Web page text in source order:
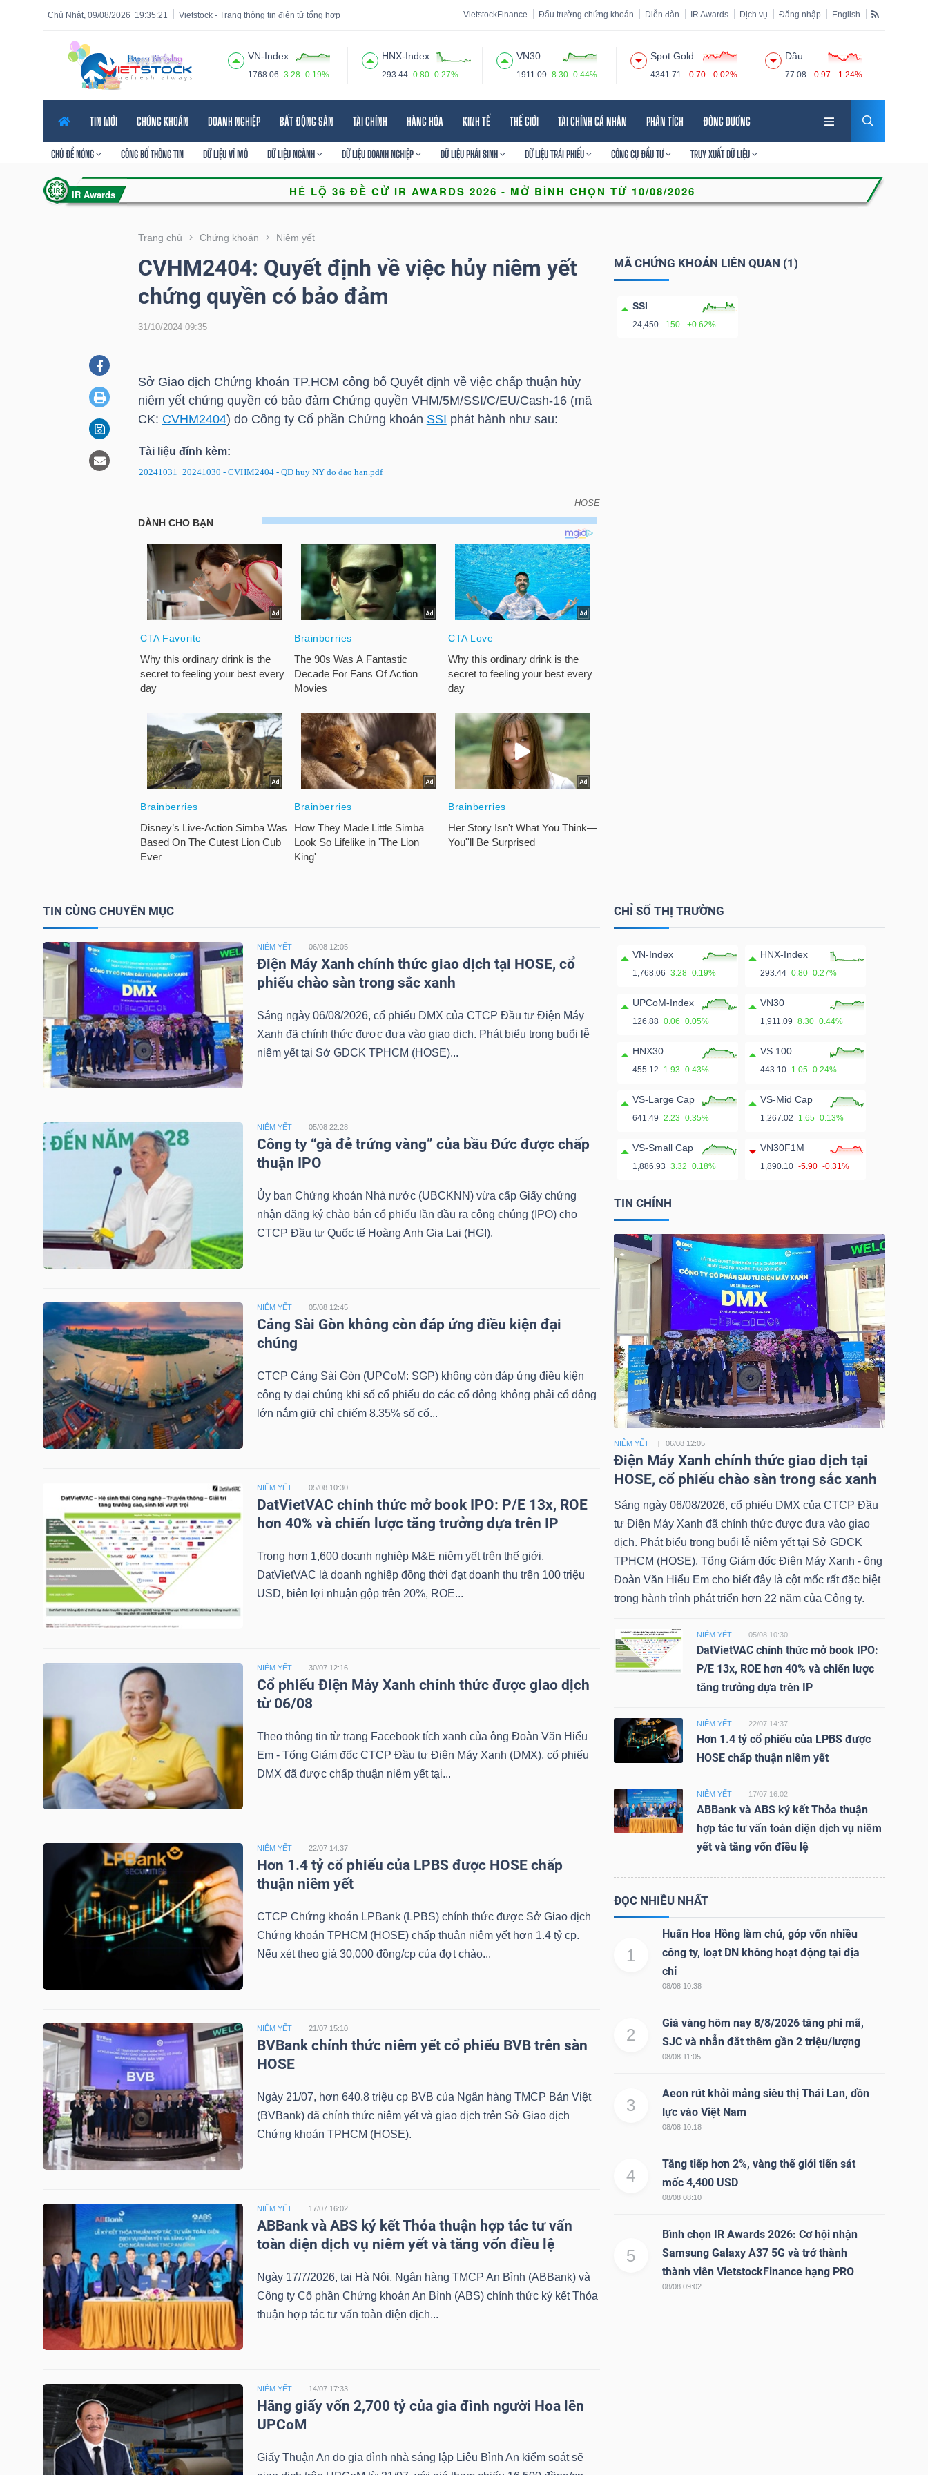
19:35:23
Chủ Nhật, 09/08/2026 Vietstock - Trang thông tin điện tử tổng hợp VietstockFinance Đấu trường chứng khoán Diễn đàn IR Awards Dịch vụ Đăng nhập English
VN-Index
1768.06 3.28 0.19%
HNX-Index
293.44 0.80 0.27%
VN30
1911.09 8.30 0.44%
Spot Gold
4341.71 -0.70 -0.02%
Dầu
77.08 -0.97 -1.24%
TIN MỚI CHỨNG KHOÁN DOANH NGHIỆP BẤT ĐỘNG SẢN TÀI CHÍNH HÀNG HÓA KINH TẾ THẾ GIỚI TÀI CHÍNH CÁ NHÂN PHÂN TÍCH ĐÔNG DƯƠNG
CHỦ ĐỀ NÓNG CÔNG BỐ THÔNG TIN DỮ LIỆU VĨ MÔ DỮ LIỆU NGÀNH DỮ LIỆU DOANH NGHIỆP DỮ LIỆU PHÁI SINH DỮ LIỆU TRÁI PHIẾU CÔNG CỤ ĐẦU TƯ TRUY XUẤT DỮ LIỆU
Trang chủ Chứng khoán Niêm yết
CVHM2404: Quyết định về việc hủy niêm yết
chứng quyền có bảo đảm
31/10/2024 09:35
Sở Giao dịch Chứng khoán TP.HCM công bố Quyết định về việc chấp thuận hủy
niêm yết chứng quyền có bảo đảm Chứng quyền VHM/5M/SSI/C/EU/Cash-16 (mã
CK: CVHM2404) do Công ty Cổ phần Chứng khoán SSI phát hành như sau:
Tài liệu đính kèm:
20241031_20241030 - CVHM2404 - QD huy NY do dao han.pdf
HOSE
CVHM2404: Quyết định về việc hủy niêm yết chứng quyền có bảo đảm
MÃ CHỨNG KHOÁN LIÊN QUAN (1)
SSI
24,450 150 +0.62%
TIN CÙNG CHUYÊN MỤC
NIÊM YẾT 06/08 12:05
Điện Máy Xanh chính thức giao dịch tại HOSE, cổ
phiếu chào sàn trong sắc xanh
Sáng ngày 06/08/2026, cổ phiếu DMX của CTCP Đầu tư Điện Máy
Xanh đã chính thức được đưa vào giao dịch. Phát biểu trong buổi lễ
niêm yết tại Sở GDCK TPHCM (HOSE)...
NIÊM YẾT 05/08 22:28
Công ty “gà đẻ trứng vàng” của bầu Đức được chấp
thuận IPO
Ủy ban Chứng khoán Nhà nước (UBCKNN) vừa cấp Giấy chứng
nhận đăng ký chào bán cổ phiếu lần đầu ra công chúng (IPO) cho
CTCP Đầu tư Quốc tế Hoàng Anh Gia Lai (HGI).
NIÊM YẾT 05/08 12:45
Cảng Sài Gòn không còn đáp ứng điều kiện đại
chúng
CTCP Cảng Sài Gòn (UPCoM: SGP) không còn đáp ứng điều kiện
công ty đại chúng khi số cổ phiếu do các cổ đông không phải cổ đông
lớn nắm giữ chỉ chiếm 8.35% số cổ...
NIÊM YẾT 05/08 10:30
DatVietVAC chính thức mở book IPO: P/E 13x, ROE
hơn 40% và chiến lược tăng trưởng dựa trên IP
Trong hơn 1,600 doanh nghiệp M&E niêm yết trên thế giới,
DatVietVAC là doanh nghiệp đồng thời đạt doanh thu trên 100 triệu
USD, biên lợi nhuận gộp trên 20%, ROE...
NIÊM YẾT 30/07 12:16
Cổ phiếu Điện Máy Xanh chính thức được giao dịch
từ 06/08
Theo thông tin từ trang Facebook tích xanh của ông Đoàn Văn Hiểu
Em - Tổng Giám đốc CTCP Đầu tư Điện Máy Xanh (DMX), cổ phiếu
DMX đã được chấp thuận niêm yết tại...
NIÊM YẾT 22/07 14:37
Hơn 1.4 tỷ cổ phiếu của LPBS được HOSE chấp
thuận niêm yết
CTCP Chứng khoán LPBank (LPBS) chính thức được Sở Giao dịch
Chứng khoán TPHCM (HOSE) chấp thuận niêm yết hơn 1.4 tỷ cp.
Nếu xét theo giá 30,000 đồng/cp của đợt chào...
NIÊM YẾT 21/07 15:10
BVBank chính thức niêm yết cổ phiếu BVB trên sàn
HOSE
Ngày 21/07, hơn 640.8 triệu cp BVB của Ngân hàng TMCP Bản Việt
(BVBank) đã chính thức niêm yết và giao dịch trên Sở Giao dịch
Chứng khoán TPHCM (HOSE).
NIÊM YẾT 17/07 16:02
ABBank và ABS ký kết Thỏa thuận hợp tác tư vấn
toàn diện dịch vụ niêm yết và tăng vốn điều lệ
Ngày 17/7/2026, tại Hà Nội, Ngân hàng TMCP An Bình (ABBank) và
Công ty Cổ phần Chứng khoán An Bình (ABS) chính thức ký kết Thỏa
thuận hợp tác tư vấn toàn diện dịch...
NIÊM YẾT 14/07 17:33
Hãng giấy vốn 2,700 tỷ của gia đình người Hoa lên
UPCoM
Giấy Thuận An do gia đình nhà sáng lập Liêu Bình An kiểm soát sẽ
CHỈ SỐ THỊ TRƯỜNG
VN-Index
1,768.06 3.28 0.19%
HNX-Index
293.44 0.80 0.27%
UPCoM-Index
126.88 0.06 0.05%
VN30
1,911.09 8.30 0.44%
HNX30
455.12 1.93 0.43%
VS 100
443.10 1.05 0.24%
VS-Large Cap
641.49 2.23 0.35%
VS-Mid Cap
1,267.02 1.65 0.13%
VS-Small Cap
1,886.93 3.32 0.18%
VN30F1M
1,890.10 -5.90 -0.31%
TIN CHÍNH
NIÊM YẾT 06/08 12:05
Điện Máy Xanh chính thức giao dịch tại
HOSE, cổ phiếu chào sàn trong sắc xanh
Sáng ngày 06/08/2026, cổ phiếu DMX của CTCP Đầu
tư Điện Máy Xanh đã chính thức được đưa vào giao
dịch. Phát biểu trong buổi lễ niêm yết tại Sở GDCK
TPHCM (HOSE), Tổng Giám đốc Điện Máy Xanh - ông
Đoàn Văn Hiểu Em cho biết đây là cột mốc rất đặc biệt
trong hành trình phát triển hơn 22 năm của Công ty.
NIÊM YẾT 05/08 10:30
DatVietVAC chính thức mở book IPO:
P/E 13x, ROE hơn 40% và chiến lược
tăng trưởng dựa trên IP
NIÊM YẾT 22/07 14:37
Hơn 1.4 tỷ cổ phiếu của LPBS được
HOSE chấp thuận niêm yết
NIÊM YẾT 17/07 16:02
ABBank và ABS ký kết Thỏa thuận
hợp tác tư vấn toàn diện dịch vụ niêm
yết và tăng vốn điều lệ
ĐỌC NHIỀU NHẤT
1
Huấn Hoa Hồng làm chủ, góp vốn nhiều
công ty, loạt DN không hoạt động tại địa
chỉ
08/08 10:38
2
Giá vàng hôm nay 8/8/2026 tăng phi mã,
SJC và nhẫn đắt thêm gần 2 triệu/lượng
08/08 11:05
3
Aeon rút khỏi mảng siêu thị Thái Lan, dồn
lực vào Việt Nam
08/08 10:18
4
Tăng tiếp hơn 2%, vàng thế giới tiến sát
mốc 4,400 USD
08/08 08:10
5
Bình chọn IR Awards 2026: Cơ hội nhận
Samsung Galaxy A37 5G và trở thành
thành viên VietstockFinance hạng PRO
08/08 09:02
Tính năng
năng
VIETSTOCK
CHÍNH
NHÂN
PHÂN
VIETSTOCKFINANCE
DOANH
NGHIỆP
PHÁI
SINH
TRÁI
PHIẾU
TRUY
NĂNG
LƯỢNG
CÔNG
NGHIỆP
TIÊU
DÙNG
KHÔNG
THIẾT